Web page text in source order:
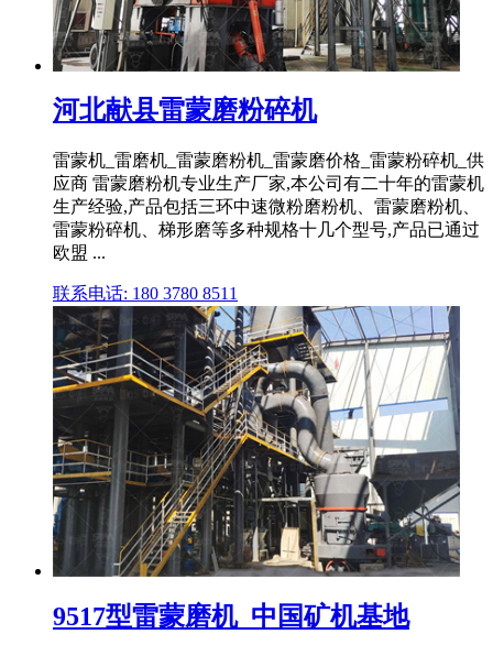
河北献县雷蒙磨粉碎机
雷蒙机_雷磨机_雷蒙磨粉机_雷蒙磨价格_雷蒙粉碎机_供
应商 雷蒙磨粉机专业生产厂家,本公司有二十年的雷蒙机
生产经验,产品包括三环中速微粉磨粉机、雷蒙磨粉机、
雷蒙粉碎机、梯形磨等多种规格十几个型号,产品已通过
欧盟 ...
联系电话: 180 3780 8511
9517型雷蒙磨机_中国矿机基地